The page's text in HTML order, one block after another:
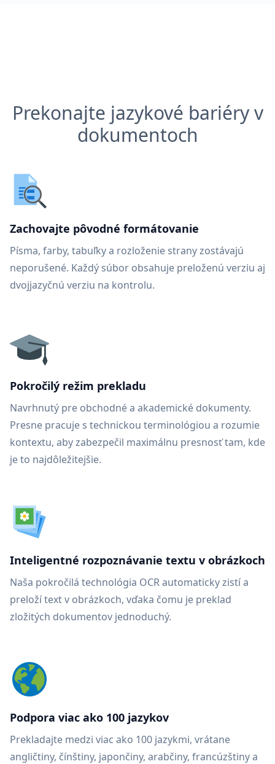
Prekonajte jazykové bariéry v
dokumentoch
Zachovajte pôvodné formátovanie
Písma, farby, tabuľky a rozloženie strany zostávajú
neporušené. Každý súbor obsahuje preloženú verziu aj
dvojjazyčnú verziu na kontrolu.
Pokročilý režim prekladu
Navrhnutý pre obchodné a akademické dokumenty.
Presne pracuje s technickou terminológiou a rozumie
kontextu, aby zabezpečil maximálnu presnosť tam, kde
je to najdôležitejšie.
Inteligentné rozpoznávanie textu v obrázkoch
Naša pokročilá technológia OCR automaticky zistí a
preloží text v obrázkoch, vďaka čomu je preklad
zložitých dokumentov jednoduchý.
Podpora viac ako 100 jazykov
Prekladajte medzi viac ako 100 jazykmi, vrátane
angličtiny, čínštiny, japončiny, arabčiny, francúzštiny a